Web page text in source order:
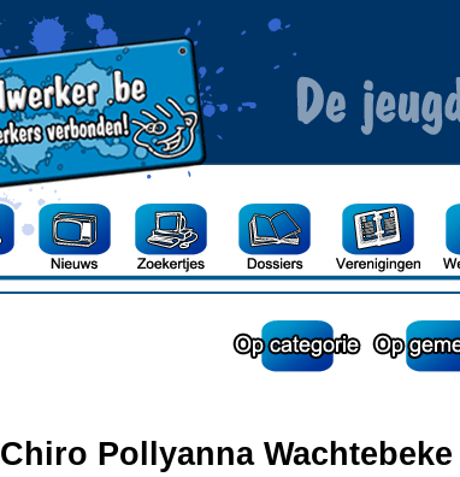
Chiro Pollyanna Wachtebeke